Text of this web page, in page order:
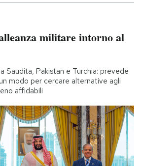
militare intorno al
Saudita, Pakistan e Turchia: prevede
modo per cercare alternative agli
affidabili